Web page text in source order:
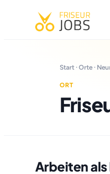
Start ·Orte ·
ORT
Arbeiten